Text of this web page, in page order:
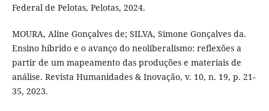
Federal de Pelotas, Pelotas, 2024.
MOURA, Aline Gonçalves de; SILVA, Simone Gonçalves da.
Ensino híbrido e o avanço do neoliberalismo: reflexões a
partir de um mapeamento das produções e materiais de
análise. Revista Humanidades & Inovação, v. 10, n. 19, p. 21-
35, 2023.